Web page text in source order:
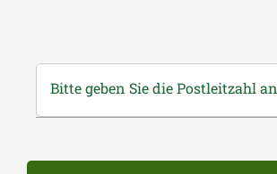
Bitte geben Sie die Postleitzahl an